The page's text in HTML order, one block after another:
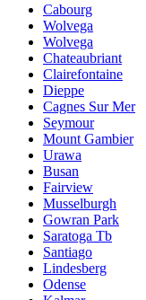
Cabourg
Wolvega
Wolvega
Chateaubriant
Clairefontaine
Dieppe
Cagnes Sur Mer
Seymour
Mount Gambier
Urawa
Busan
Fairview
Musselburgh
Gowran Park
Saratoga Tb
Santiago
Lindesberg
Odense